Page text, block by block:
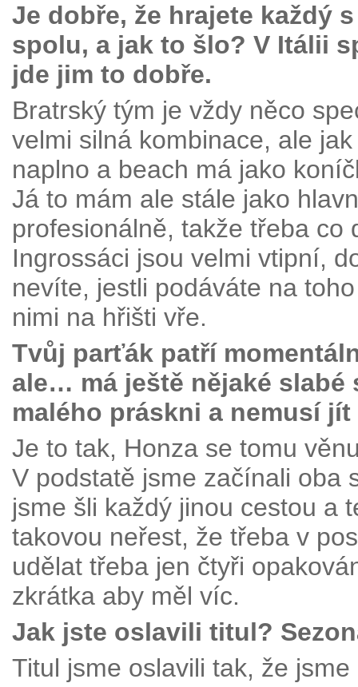
Je dobře, že hrajete každý
spolu, a jak to šlo? V Itálii
jde jim to dobře.
Bratrský tým je vždy něco
velmi silná kombinace, ale
naplno a beach má jako
Já to mám ale stále jako
profesionálně, takže třeba
Ingrossáci jsou velmi vtipní,
nevíte, jestli podáváte na
nimi na hřišti vře.
Tvůj parťák patří
ale… má ještě nějaké slabé
malého práskni a nemusí
Je to tak, Honza se tomu
V podstatě jsme začínali oba
jsme šli každý jinou cestou a
takovou neřest, že třeba v
udělat třeba jen čtyři
zkrátka aby měl víc.
Jak jste oslavili titul?
Titul jsme oslavili tak, že